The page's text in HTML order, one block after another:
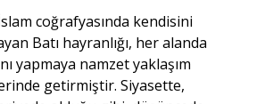
coğrafyasında kendisini
Batı hayranlığı, her alanda
yapmaya namzet yaklaşım
getirmiştir. Siyasette,